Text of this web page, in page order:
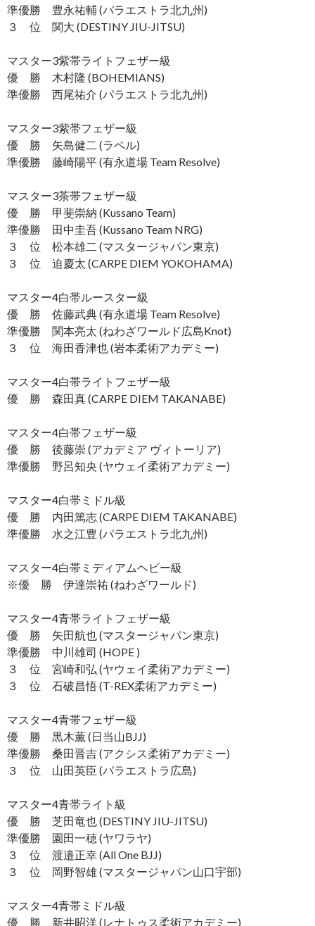
準優勝 豊永祐輔 (パラエストラ北九州)
３ 位 関大 (DESTINY JIU-JITSU)
マスター3紫帯ライトフェザー級
優 勝 木村隆 (BOHEMIANS)
準優勝 西尾祐介 (パラエストラ北九州)
マスター3紫帯フェザー級
優 勝 矢島健二 (ラペル)
準優勝 藤崎陽平 (有永道場 Team Resolve)
マスター3茶帯フェザー級
優 勝 甲斐崇納 (Kussano Team)
準優勝 田中圭吾 (Kussano Team NRG)
３ 位 松本雄二 (マスタージャパン東京)
３ 位 迫慶太 (CARPE DIEM YOKOHAMA)
マスター4白帯ルースター級
優 勝 佐藤武典 (有永道場 Team Resolve)
準優勝 関本亮太 (ねわざワールド広島Knot)
３ 位 海田香津也 (岩本柔術アカデミー)
マスター4白帯ライトフェザー級
優 勝 森田真 (CARPE DIEM TAKANABE)
マスター4白帯フェザー級
優 勝 後藤崇 (アカデミア ヴィトーリア)
準優勝 野呂知央 (ヤウェイ柔術アカデミー)
マスター4白帯ミドル級
優 勝 内田篤志 (CARPE DIEM TAKANABE)
準優勝 水之江豊 (パラエストラ北九州)
マスター4白帯ミディアムヘビー級
※優 勝 伊達崇祐 (ねわざワールド)
マスター4青帯ライトフェザー級
優 勝 矢田航也 (マスタージャパン東京)
準優勝 中川雄司 (HOPE )
３ 位 宮崎和弘 (ヤウェイ柔術アカデミー)
３ 位 石破昌悟 (T-REX柔術アカデミー)
マスター4青帯フェザー級
優 勝 黒木薫 (日当山BJJ)
準優勝 桑田晋吉 (アクシス柔術アカデミー)
３ 位 山田英臣 (パラエストラ広島)
マスター4青帯ライト級
優 勝 芝田竜也 (DESTINY JIU-JITSU)
準優勝 園田一穂 (ヤワラヤ)
３ 位 渡邉正幸 (All One BJJ)
３ 位 岡野智雄 (マスタージャパン山口宇部)
マスター4青帯ミドル級
優 勝 新井昭洋 (レナトゥス柔術アカデミー)